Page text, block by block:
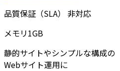
品質保証（SLA）
非対応
メモリ1GB
静的サイトやシンプルな構成の
Webサイト運用に